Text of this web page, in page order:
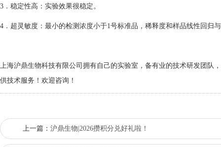
3．稳定性高：实验效果很稳定。
4．超灵敏度：最小的检测浓度小于1号标准品，稀释度和样品线性回归
上海沪鼎生物科技有限公司拥有自己的实验室，备有业的技术研发团队
供技术服务！欢迎咨询！
上一篇： 沪鼎生物|2026攒积分兑好礼啦！